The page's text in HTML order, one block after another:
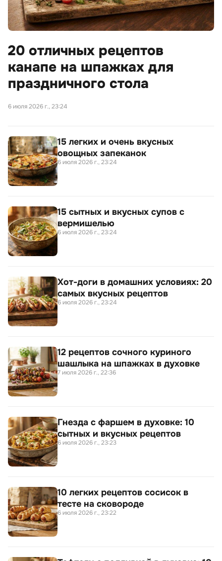
20 отличных рецептов
канапе на шпажках для
праздничного стола
6 июля 2026 г., 23:24
15 легких и очень вкусных
овощных запеканок
6 июля 2026 г., 23:24
15 сытных и вкусных супов с
вермишелью
6 июля 2026 г., 23:24
Хот-доги в домашних условиях: 20
самых вкусных рецептов
6 июля 2026 г., 23:24
12 рецептов сочного куриного
шашлыка на шпажках в духовке
7 июля 2026 г., 22:36
Гнезда с фаршем в духовке: 10
сытных и вкусных рецептов
6 июля 2026 г., 23:23
10 легких рецептов сосисок в
тесте на сковороде
6 июля 2026 г., 23:22